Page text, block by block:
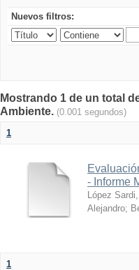
Nuevos filtros:
Mostrando 1 de un total
Ambiente. (0.001 segundos)
1
- Informe
López
Alejandro;
1